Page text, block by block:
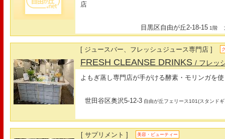
店
目黒区自由が丘2-18-15 1階
[ ジュースバー、フレッシュジュース専門店 ]
FRESH CLEANSE DRINKS/ フレッ
よもぎ蒸し専門店が手がける酵素・モリンガを
世田谷区奥沢5-12-3 自由が丘フェリース101(スタンド
[ サプリメント ] 美容・ビューティー